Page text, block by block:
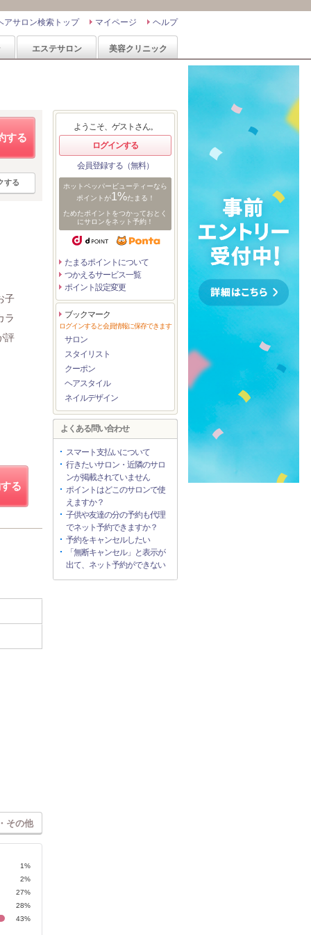
ヘルプ
マイページ
アサロン検索トップ
エステサロン 美容クリニック
する
する
子
ラ
評
る
その他
1%
2%
27%
28%
43%
ようこそ、ゲストさん。
ログインする
会員登録する（無料）
ホットペッパービューティーなら
ポイントが1%たまる！
ためたポイントをつかっておとく
にサロンをネット予約！
たまるポイントについて
つかえるサービス一覧
ポイント設定変更
ブックマーク
ログインすると会員情報に保存できます
サロン
スタイリスト
クーポン
ヘアスタイル
ネイルデザイン
よくある問い合わせ
スマート支払いについて
行きたいサロン・近隣のサロ
ンが掲載されていません
ポイントはどこのサロンで使
えますか？
子供や友達の分の予約も代理
でネット予約できますか？
予約をキャンセルしたい
「無断キャンセル」と表示が
出て、ネット予約ができない